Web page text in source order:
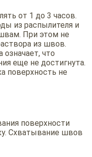
от 1 до 3 часов.
из распылителя и
При этом не
из швов.
что
еще не достигнута.
поверхность не
поверхности
Схватывание швов